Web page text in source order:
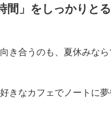
」をしっかりと
合うのも、夏休みなら
なカフェでノートに夢